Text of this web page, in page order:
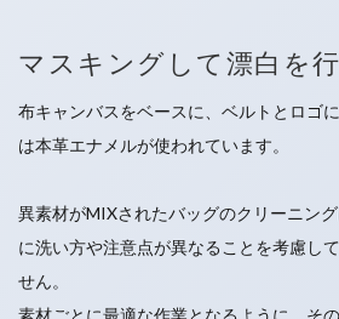
マスキングして漂白を
布キャンバスをベースに、ベルトとロゴ
は本革エナメルが使われています。
異素材がMIXされたバッグのクリーニン
に洗い方や注意点が異なることを考慮し
せん。
素材ごとに最適な作業となるように、そ